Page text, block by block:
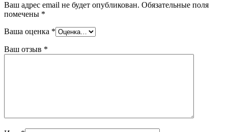
Ваш адрес email не будет опубликован. Обязательные поля
помечены *
Ваша оценка *
Ваш отзыв *